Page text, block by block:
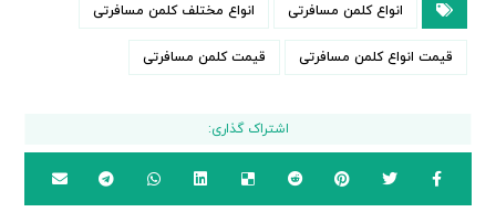
انواع کلمن مسافرتی انواع مختلف کلمن مسافرتی
قیمت انواع کلمن مسافرتی قیمت کلمن مسافرتی